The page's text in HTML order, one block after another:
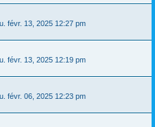
févr. 13, 2025 12:27 pm
févr. 13, 2025 12:19 pm
févr. 06, 2025 12:23 pm